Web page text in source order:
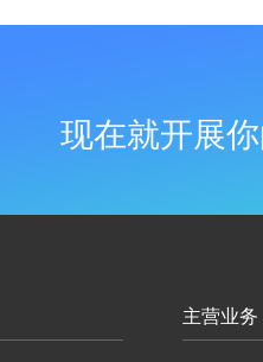
现在就开展
主营业务